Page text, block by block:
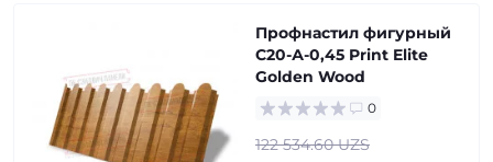
Профнастил фигурный
С20-А-0,45 Print Elite
Golden Wood
0
122 534.60 UZS